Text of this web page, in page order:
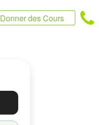
Donner des Cours